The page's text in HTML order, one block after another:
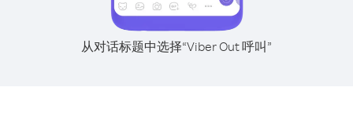
从对话标题中选择“Viber Out 呼叫”